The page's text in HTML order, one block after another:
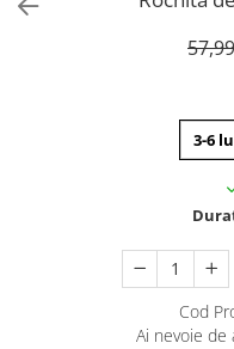
3-6
Cod
Ai nevoie de